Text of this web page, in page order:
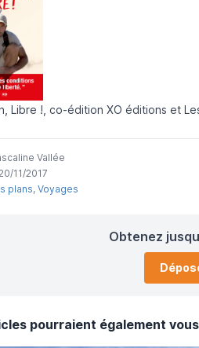
Libre !, co-édition XO éditions et
Vallée
11/2017
plans, Voyages
Obtenez
pourraient également